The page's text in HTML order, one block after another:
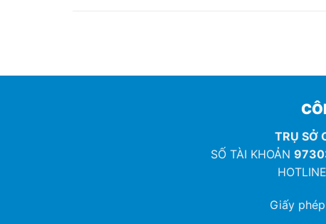
TRỤ SỞ
SỐ TÀI KHOẢN
Giấy